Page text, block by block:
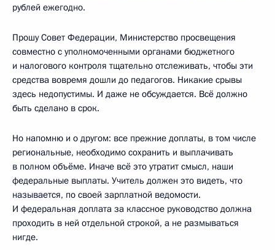
рублей ежегодно.
Прошу Совет Федерации, Министерство просвещения
совместно с уполномоченными органами бюджетного
и налогового контроля тщательно отслеживать, чтобы эти
средства вовремя дошли до педагогов. Никакие срывы
здесь недопустимы. И даже не обсуждается. Всё должно
быть сделано в срок.
Но напомню и о другом: все прежние доплаты, в том числе
региональные, необходимо сохранить и выплачивать
в полном объёме. Иначе всё это утратит смысл, наши
федеральные выплаты. Учитель должен это видеть, что
называется, по своей зарплатной ведомости.
И федеральная доплата за классное руководство должна
проходить в ней отдельной строкой, а не размываться
нигде.